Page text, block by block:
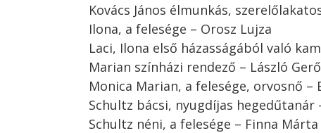
Kovács János élmunkás,
Ilona, a felesége – Orosz Lujza
Laci, Ilona első házasságából való
Marian színházi rendező – László Gerő
Monica Marian, a felesége, orvosnő –
Schultz bácsi, nyugdíjas hegedűtanár
Schultz néni, a felesége – Finna Márta